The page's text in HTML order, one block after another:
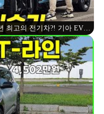
최고의 전기차?! 기아 EV3
안 팔릴 수가 없네!